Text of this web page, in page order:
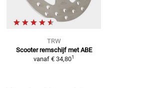
TRW
Scooter remschijf met ABE
vanaf € 34,801